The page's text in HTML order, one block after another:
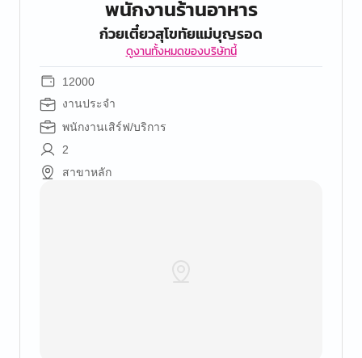
พนักงานร้านอาหาร
ก๋วยเตี๋ยวสุโขทัยแม่บุญรอด
ดูงานทั้งหมดของบริษัทนี้
12000
งานประจำ
พนักงานเสิร์ฟ/บริการ
2
สาขาหลัก